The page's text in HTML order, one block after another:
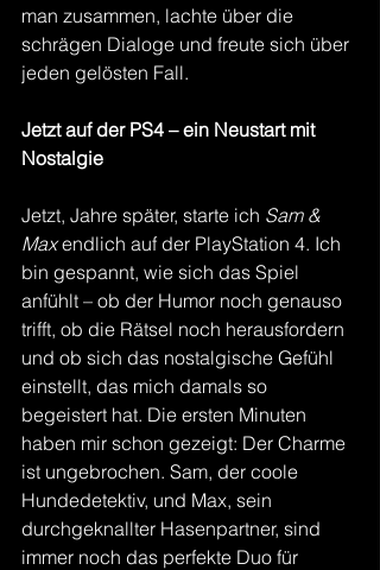
man zusammen, lachte über die
schrägen Dialoge und freute sich über
jeden gelösten Fall.
Jetzt auf der PS4 – ein Neustart mit
Nostalgie
Jetzt, Jahre später, starte ich Sam &
Max endlich auf der PlayStation 4. Ich
bin gespannt, wie sich das Spiel
anfühlt – ob der Humor noch genauso
trifft, ob die Rätsel noch herausfordern
und ob sich das nostalgische Gefühl
einstellt, das mich damals so
begeistert hat. Die ersten Minuten
haben mir schon gezeigt: Der Charme
ist ungebrochen. Sam, der coole
Hundedetektiv, und Max, sein
durchgeknallter Hasenpartner, sind
immer noch das perfekte Duo für